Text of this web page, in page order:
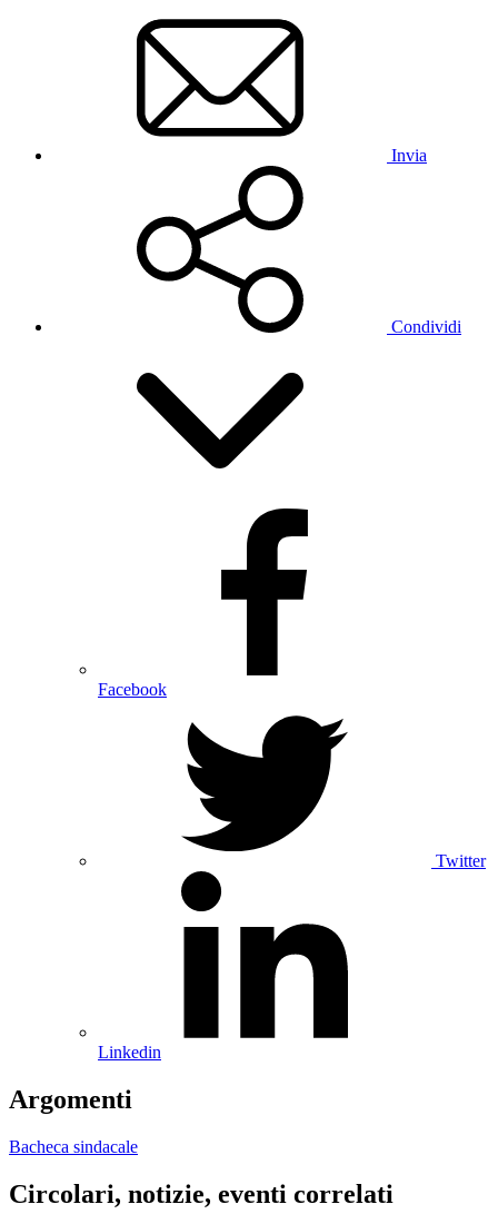
Invia
Condividi
Facebook
Twitter
Linkedin
Argomenti
Bacheca sindacale
Circolari, notizie, eventi correlati